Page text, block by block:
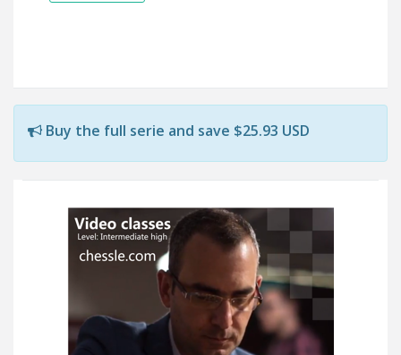
Buy the full serie and save $25.93 USD